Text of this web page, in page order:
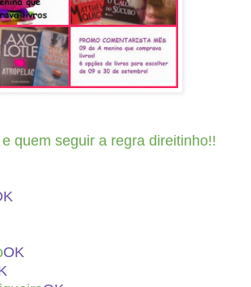
quem seguir a regra direitinho!!
OK